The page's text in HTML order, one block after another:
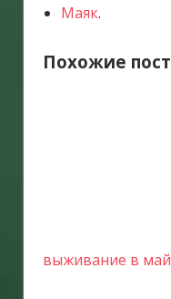
Маяк.
Похожие
выживание в